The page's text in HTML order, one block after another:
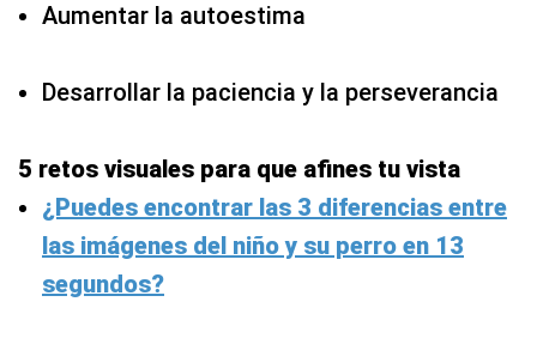
Aumentar la autoestima
Desarrollar la paciencia y la perseverancia
5 retos visuales para que afines tu vista
¿Puedes encontrar las 3 diferencias entre
las imágenes del niño y su perro en 13
segundos?